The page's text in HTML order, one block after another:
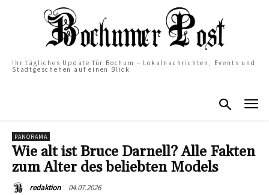
Ihr tägliches Update für Bochum – Lokalnachrichten, Events und
Stadtgeschehen auf einen Blick
PANORAMA
Wie alt ist Bruce Darnell? Alle Fakten
zum Alter des beliebten Models
redaktion 04.07.2026